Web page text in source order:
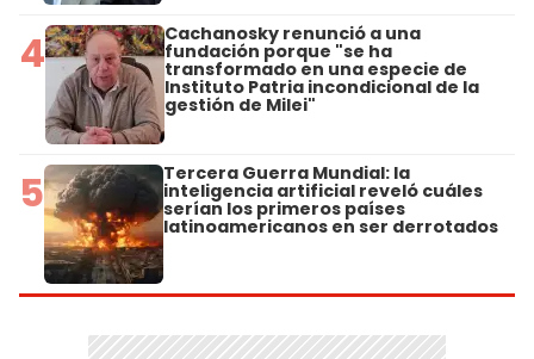
4 Cachanosky renunció a una
fundación porque "se ha
transformado en una especie de
Instituto Patria incondicional de la
gestión de Milei"
5 Tercera Guerra Mundial: la
inteligencia artificial reveló cuáles
serían los primeros países
latinoamericanos en ser derrotados